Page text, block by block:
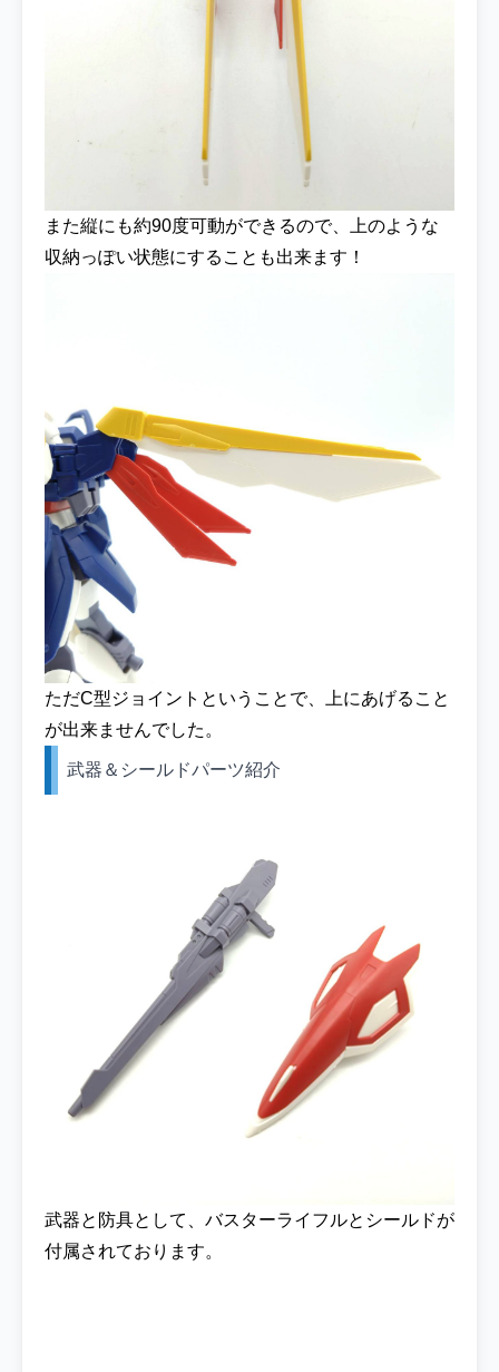
また縦にも約90度可動ができるので、上のような
収納っぽい状態にすることも出来ます！
ただC型ジョイントということで、上にあげること
が出来ませんでした。
武器＆シールドパーツ紹介
武器と防具として、バスターライフルとシールドが
付属されております。